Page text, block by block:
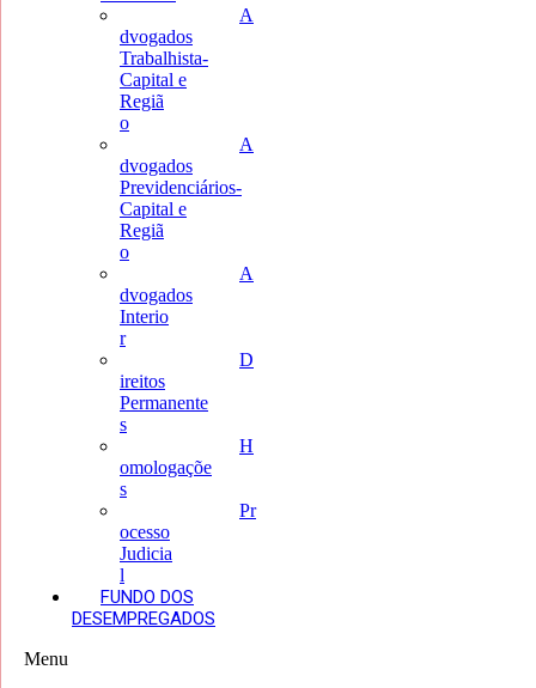
A
dvogados
Trabalhista-
Capital e
Regiã
o
A
dvogados
Previdenciários-
Capital e
Regiã
o
A
dvogados
Interio
r
D
ireitos
Permanente
s
H
omologaçõe
s
Pr
ocesso
Judicia
l
FUNDO DOS
DESEMPREGADOS
Menu